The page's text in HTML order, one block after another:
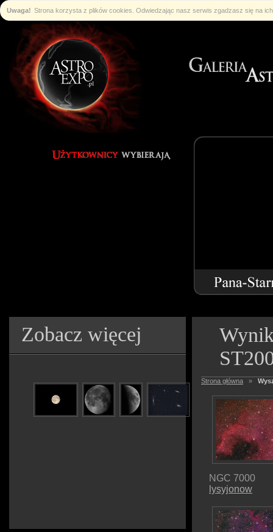
Uwaga! Strona korzysta z plików cookies. Odwiedzając nasz serwis zgadzasz się na
Zobacz więcej
Strona główna »
NGC 7000
lysyjonow